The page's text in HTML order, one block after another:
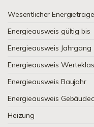
Wesentlicher
Energieausweis gültig bis
Energieausweis Jahrgang
Energieausweis
Energieausweis Baujahr
Energieausweis
Heizung